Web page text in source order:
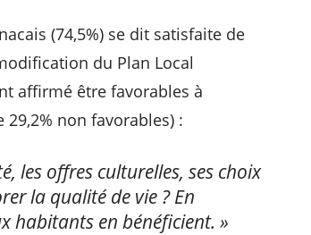
(74,5%) se dit satisfaite de
du Plan Local
affirmé être favorables à
non favorables) :
les offres culturelles, ses choix
la qualité de vie ? En
habitants en bénéficient. »